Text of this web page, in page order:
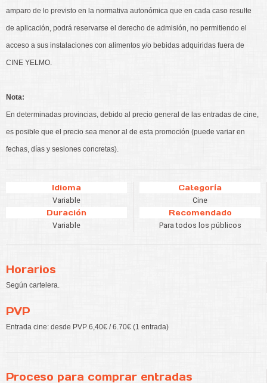
amparo de lo previsto en la normativa autonómica que en cada caso resulte
de aplicación, podrá reservarse el derecho de admisión, no permitiendo el
acceso a sus instalaciones con alimentos y/o bebidas adquiridas fuera de
CINE YELMO.
Nota:
En determinadas provincias, debido al precio general de las entradas de cine,
es posible que el precio sea menor al de esta promoción (puede variar en
fechas, días y sesiones concretas).
Idioma
Variable
Categoría
Cine
Duración
Variable
Recomendado
Para todos los públicos
Horarios
Según cartelera.
PVP
Entrada cine: desde PVP 6,40€ / 6.70€ (1 entrada)
Proceso para comprar entradas